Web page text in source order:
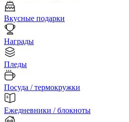
Вкусные подарки
Награды
Пледы
Посуда / термокружки
Ежедневники / блокноты